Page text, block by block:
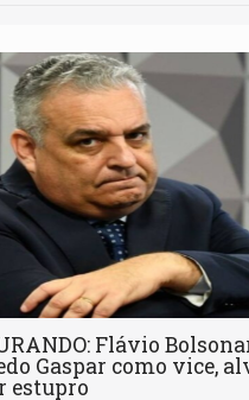
Flávio
Gaspar como vice,
estupro